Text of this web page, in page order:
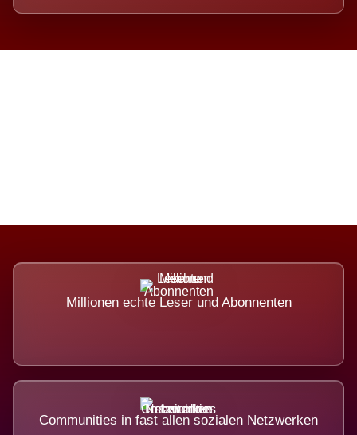
Millionen echte Leser und Abonnenten
Communities in fast allen sozialen Netzwerken